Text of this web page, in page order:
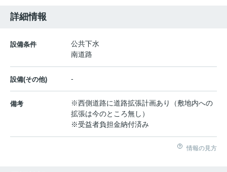
詳細情報
設備条件
公共下水
南道路
設備(その他) -
備考
※西側道路に道路拡張計画あり（敷地内への
拡張は今のところ無し）
※受益者負担金納付済み
情報の見方